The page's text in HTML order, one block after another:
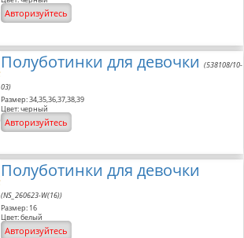
Авторизуйтесь
Полуботинки для девочки (538108/10-
03)
Размер: 34,35,36,37,38,39
Цвет: черный
Авторизуйтесь
Полуботинки для девочки
(NS_260623-W(16))
Размер: 16
Цвет: белый
Авторизуйтесь